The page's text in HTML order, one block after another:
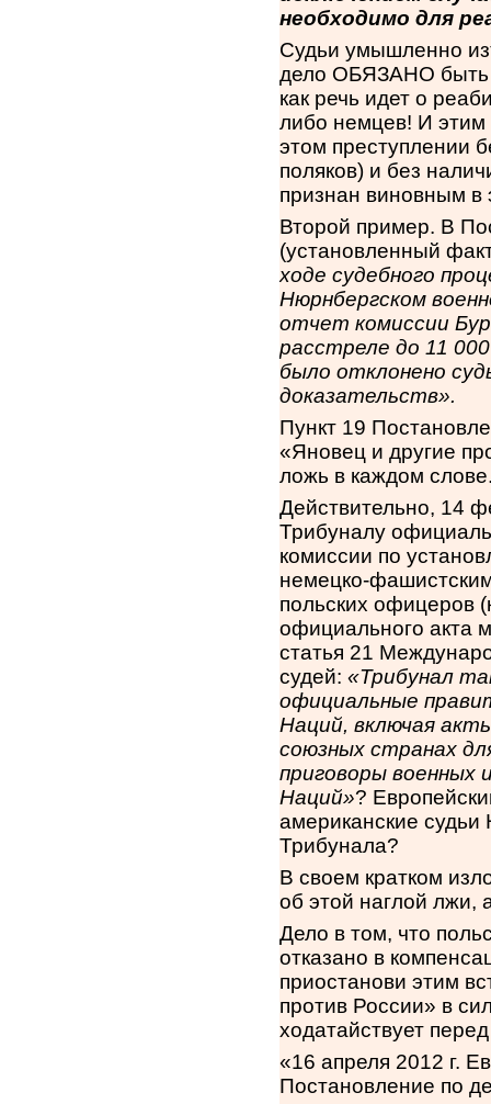
необходимо для
Судьи умышленно
дело ОБЯЗАНО быть
как речь идет о
либо немцев! И
этом преступлении
поляков) и без
признан виновным в
Второй пример. В
(установленный
ходе судебного
Нюрнбергском
отчет комиссии
расстреле до 11
было отклонено
доказательств».
Пункт 19
«Яновец и другие
ложь в каждом
Действительно, 14
Трибуналу
комиссии по
немецко-
польских офицеров
официального акта
статья 21
судей: «Трибунал
официальные
Наций, включая
союзных странах
приговоры военных
Наций»?
американские судьи
Трибунала?
В своем кратком
об этой наглой лжи,
Дело в том, что
отказано в
приостанови этим
против России» в
ходатайствует
«16 апреля 2012 г.
Постановление по